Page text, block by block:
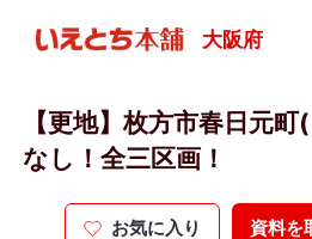
大阪府
【更地】枚方市春日元
なし！全三区画！
お気に入り 資料を